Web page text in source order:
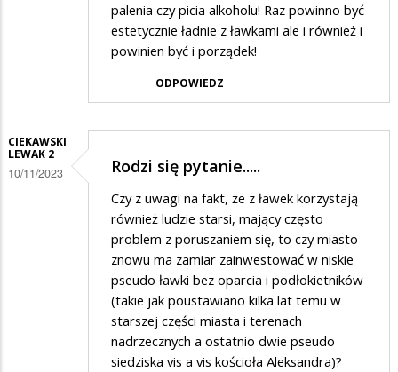
palenia czy picia alkoholu! Raz powinno być
estetycznie ładnie z ławkami ale i również i
powinien być i porządek!
ODPOWIEDZ
CIEKAWSKI
LEWAK 2
10/11/2023 Rodzi się pytanie.....
Czy z uwagi na fakt, że z ławek korzystają
również ludzie starsi, mający często
problem z poruszaniem się, to czy miasto
znowu ma zamiar zainwestować w niskie
pseudo ławki bez oparcia i podłokietników
(takie jak poustawiano kilka lat temu w
starszej części miasta i terenach
nadrzecznych a ostatnio dwie pseudo
siedziska vis a vis kościoła Aleksandra)?